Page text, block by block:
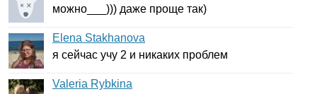
можно___))) даже проще так)
Elena Stakhanova
я сейчас учу 2 и никаких проблем
Valeria Rybkina